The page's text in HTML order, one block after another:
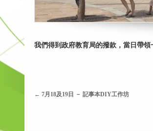
我們得到政府教育局的撥款，當日帶
← 7月18及19日 － 記事本DIY工作坊